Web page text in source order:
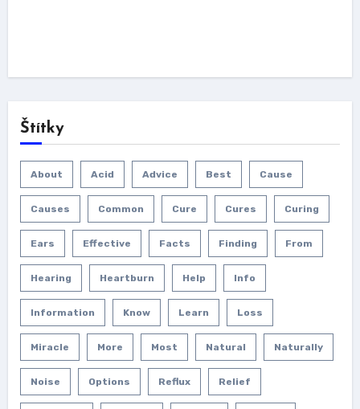
Štítky
About Acid Advice Best Cause
Causes Common Cure Cures Curing
Ears Effective Facts Finding From
Hearing Heartburn Help Info
Information Know Learn Loss
Miracle More Most Natural Naturally
Noise Options Reflux Relief